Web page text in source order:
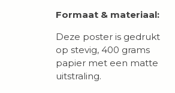
Formaat & materiaal:
Deze poster is gedrukt
op stevig, 400 grams
papier met een matte
uitstraling.